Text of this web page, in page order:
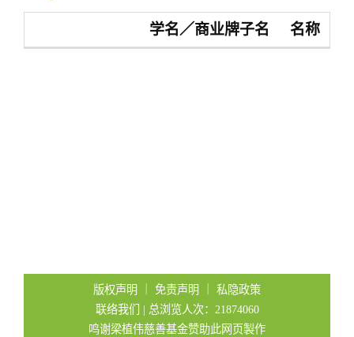
i
学名／商业牌子名 名称
版权声明 免责声明
私隐政策
联络我们
| 总浏览人次：21874060
鸣谢梁植伟慈善基金赞助此网页製作